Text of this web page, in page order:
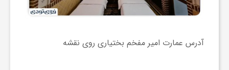
آدرس عمارت امیر مفخم بختیاری روی نقشه